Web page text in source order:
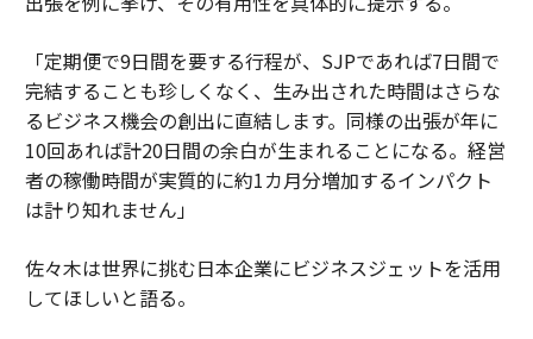
「定期便で9日間を要する行程が、SJPであれば7日間で
完結することも珍しくなく、生み出された時間はさらな
るビジネス機会の創出に直結します。同様の出張が年に
10回あれば計20日間の余白が生まれることになる。経営
者の稼働時間が実質的に約1カ月分増加するインパクト
は計り知れません」
佐々木は世界に挑む日本企業にビジネスジェットを活用
してほしいと語る。